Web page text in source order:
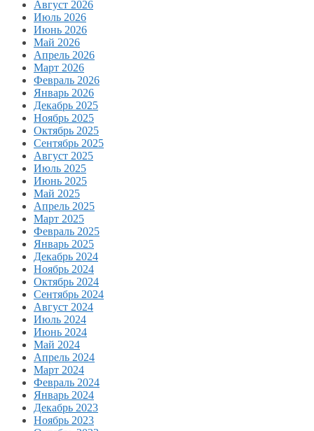
Август 2026
Июль 2026
Июнь 2026
Май 2026
Апрель 2026
Март 2026
Февраль 2026
Январь 2026
Декабрь 2025
Ноябрь 2025
Октябрь 2025
Сентябрь 2025
Август 2025
Июль 2025
Июнь 2025
Май 2025
Апрель 2025
Март 2025
Февраль 2025
Январь 2025
Декабрь 2024
Ноябрь 2024
Октябрь 2024
Сентябрь 2024
Август 2024
Июль 2024
Июнь 2024
Май 2024
Апрель 2024
Март 2024
Февраль 2024
Январь 2024
Декабрь 2023
Ноябрь 2023